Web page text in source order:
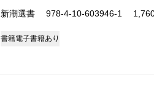
新潮選書 978-4-10-603946-1
書籍電子書籍あり